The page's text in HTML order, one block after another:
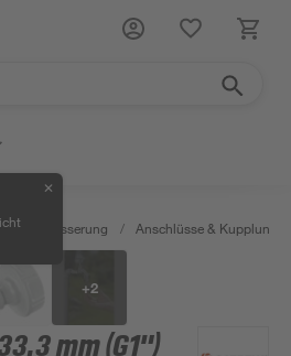
✕
/ Anschlüsse & Kupplungen
+2
mm (G1")